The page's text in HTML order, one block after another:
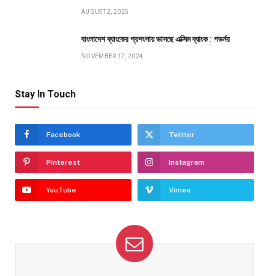
AUGUST 2, 2025
বাংলাদেশ ব্যাংকের প্রশংসায় ভাসছে এক্সিম ব্যাংক : গভর্নর
NOVEMBER 17, 2024
Stay In Touch
Facebook Twitter
Pinterest Instagram
YouTube Vimeo